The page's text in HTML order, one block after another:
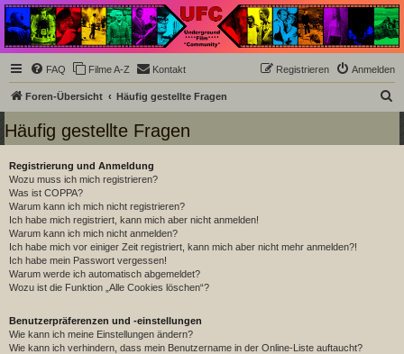
Underground Film
Community
Die Underground Film Community ist ein deutschsprachiges Filmforum und ein Paradies
für Cineasten und Filmsüchtige jenseits des Mainstreams.
FAQ Filme A-Z Kontakt Anmelden
Registrieren
Foren-Übersicht Häufig gestellte Fragen
Häufig gestellte Fragen
Registrierung und Anmeldung
Wozu muss ich mich registrieren?
Was ist COPPA?
Warum kann ich mich nicht registrieren?
Ich habe mich registriert, kann mich aber nicht anmelden!
Warum kann ich mich nicht anmelden?
Ich habe mich vor einiger Zeit registriert, kann mich aber nicht mehr anmelden?!
Ich habe mein Passwort vergessen!
Warum werde ich automatisch abgemeldet?
Wozu ist die Funktion „Alle Cookies löschen“?
Benutzerpräferenzen und -einstellungen
Wie kann ich meine Einstellungen ändern?
Wie kann ich verhindern, dass mein Benutzername in der Online-Liste auftaucht?